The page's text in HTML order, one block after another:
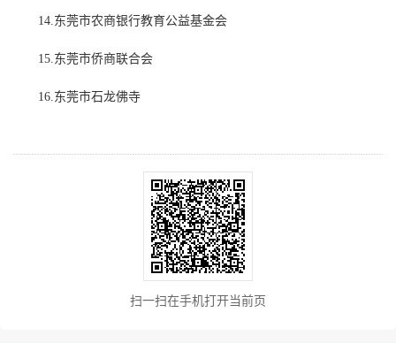
14.东莞市农商银行教育公益基金会
15.东莞市侨商联合会
16.东莞市石龙佛寺
扫一扫在手机打开当前页